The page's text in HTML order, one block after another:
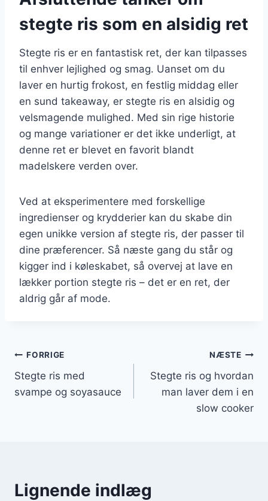
stegte ris som en alsidig ret
Stegte ris er en fantastisk ret, der kan tilpasses
til enhver lejlighed og smag. Uanset om du
laver en hurtig frokost, en festlig middag eller
en sund takeaway, er stegte ris en alsidig og
velsmagende mulighed. Med sin rige historie
og mange variationer er det ikke underligt, at
denne ret er blevet en favorit blandt
madelskere verden over.
Ved at eksperimentere med forskellige
ingredienser og krydderier kan du skabe din
egen unikke version af stegte ris, der passer til
dine præferencer. Så næste gang du står og
kigger ind i køleskabet, så overvej at lave en
lækker portion stegte ris – det er en ret, der
aldrig går af mode.
Indlægsnavigation
FORRIGE
Stegte ris med
svampe og soyasauce
NÆSTE
Stegte ris og hvordan
man laver dem i en
slow cooker
Lignende indlæg